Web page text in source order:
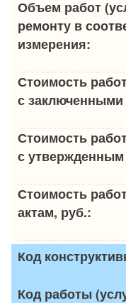
Объем работ
ремонту в
измерения:
Стоимость
с
Стоимость
с
Стоимость
актам, руб.:
Код
Код работы